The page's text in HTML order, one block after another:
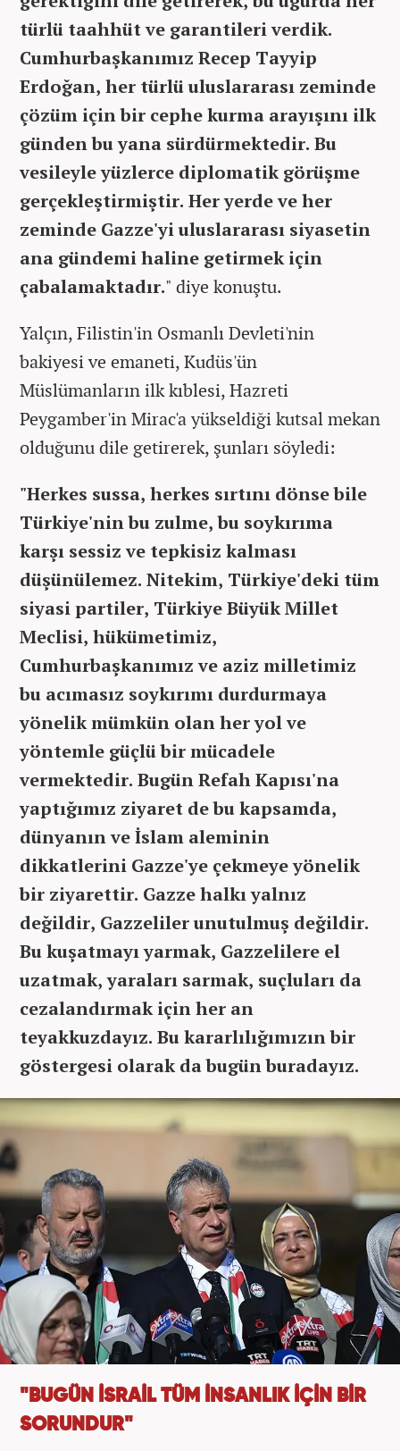
türlü taahhüt ve garantileri verdik.
Cumhurbaşkanımız Recep Tayyip
Erdoğan, her türlü uluslararası zeminde
çözüm için bir cephe kurma arayışını ilk
günden bu yana sürdürmektedir. Bu
vesileyle yüzlerce diplomatik görüşme
gerçekleştirmiştir. Her yerde ve her
zeminde Gazze'yi uluslararası siyasetin
ana gündemi haline getirmek için
çabalamaktadır." diye konuştu.
Yalçın, Filistin'in Osmanlı Devleti'nin
bakiyesi ve emaneti, Kudüs'ün
Müslümanların ilk kıblesi, Hazreti
Peygamber'in Mirac'a yükseldiği kutsal mekan
olduğunu dile getirerek, şunları söyledi:
"Herkes sussa, herkes sırtını dönse bile
Türkiye'nin bu zulme, bu soykırıma
karşı sessiz ve tepkisiz kalması
düşünülemez. Nitekim, Türkiye'deki tüm
siyasi partiler, Türkiye Büyük Millet
Meclisi, hükümetimiz,
Cumhurbaşkanımız ve aziz milletimiz
bu acımasız soykırımı durdurmaya
yönelik mümkün olan her yol ve
yöntemle güçlü bir mücadele
vermektedir. Bugün Refah Kapısı'na
yaptığımız ziyaret de bu kapsamda,
dünyanın ve İslam aleminin
dikkatlerini Gazze'ye çekmeye yönelik
bir ziyarettir. Gazze halkı yalnız
değildir, Gazzeliler unutulmuş değildir.
Bu kuşatmayı yarmak, Gazzelilere el
uzatmak, yaraları sarmak, suçluları da
cezalandırmak için her an
teyakkuzdayız. Bu kararlılığımızın bir
göstergesi olarak da bugün buradayız.
"BUGÜN İSRAİL TÜM İNSANLIK İÇİN BİR
SORUNDUR"